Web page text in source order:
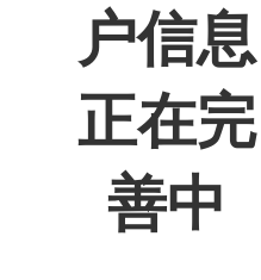
户信息
正在完
善中